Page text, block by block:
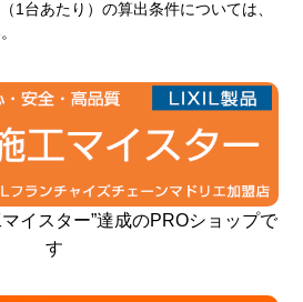
1台あたり）の算出条件については、
イスター”達成のPROショップで
す